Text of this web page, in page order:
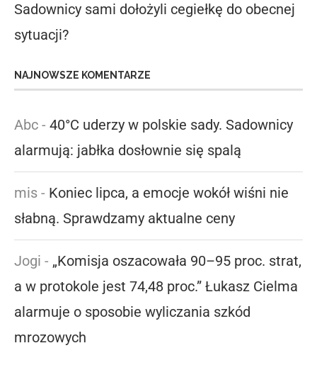
Sadownicy sami dołożyli cegiełkę do obecnej
sytuacji?
NAJNOWSZE KOMENTARZE
Abc - 40°C uderzy w polskie sady. Sadownicy
alarmują: jabłka dosłownie się spalą
mis - Koniec lipca, a emocje wokół wiśni nie
słabną. Sprawdzamy aktualne ceny
Jogi - „Komisja oszacowała 90–95 proc. strat,
a w protokole jest 74,48 proc.” Łukasz Cielma
alarmuje o sposobie wyliczania szkód
mrozowych